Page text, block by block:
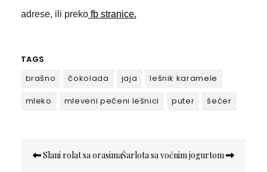
adrese, ili prekofb stranice.
TAGS
brašno
čokolada jaja
lešnik karamele
mleko
mleveni pečeni lešnici puter šećer
чланка
Slani rolat sa orasimaŠarlota sa voćnim jogurtom